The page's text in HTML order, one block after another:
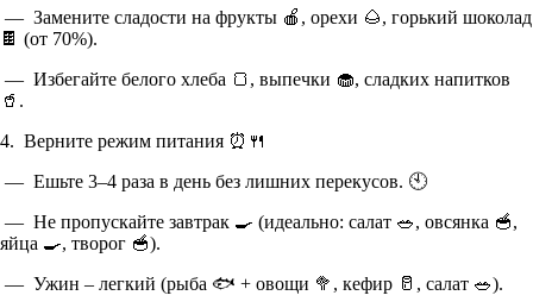
— Замените сладости на фрукты 🍎, орехи 🌰, горький шоколад
🍫 (от 70%).
— Избегайте белого хлеба 🍞, выпечки 🧁, сладких напитков
🥤.
4. Верните режим питания ⏰🍴
— Ешьте 3–4 раза в день без лишних перекусов. 🕙
— Не пропускайте завтрак 🍳 (идеально: салат 🥗, овсянка 🥣,
яйца 🍳, творог 🥣).
— Ужин – легкий (рыба 🐟 + овощи 🥦, кефир 🥛, салат 🥗).